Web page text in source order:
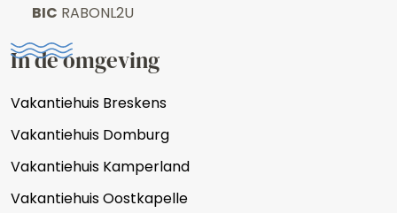
BIC RABONL2U
In de omgeving
Vakantiehuis Breskens
Vakantiehuis Domburg
Vakantiehuis Kamperland
Vakantiehuis Oostkapelle